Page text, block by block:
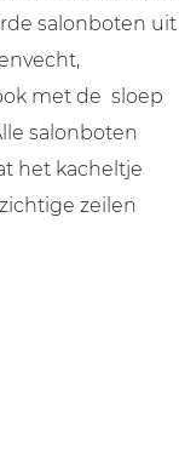
salonboten uit
met de sloep
salonboten
het kacheltje
zeilen